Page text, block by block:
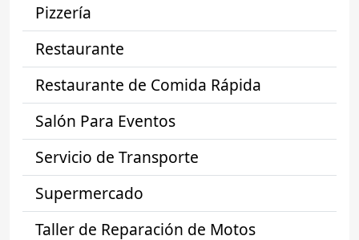
Pizzería
Restaurante
Restaurante de Comida Rápida
Salón Para Eventos
Servicio de Transporte
Supermercado
Taller de Reparación de Motos